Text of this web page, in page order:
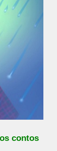
contos